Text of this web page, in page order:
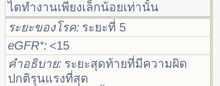
ไตทำงานเพียงเล็กน้อยเท่านั้น
ระยะของโรค ระยะที่ 5
eGFR* <15
คำอธิบาย ระยะสุดท้ายที่มีความผิด
ปกติรุนแรงที่สุด